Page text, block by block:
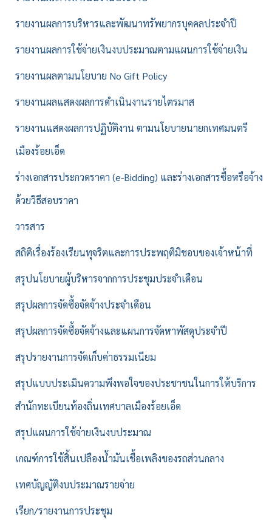
รายงานผลการบริหารและพัฒนาทรัพยากรบุคคลประจำปี
รายงานผลการใช้จ่ายเงินงบประมาณตามแผนการใช้จ่ายเงิน
รายงานผลตามนโยบาย No Gift Policy
รายงานผลแสดงผลการดำเนินงานรายไตรมาส
รายงานแสดงผลการปฏิบัติงาน ตามนโยบายนายกเทศมนตรี
เมืองร้อยเอ็ด
ร่างเอกสารประกวดราคา (e-Bidding) และร่างเอกสารซื้อหรือจ้าง
ด้วยวิธีสอบราคา
วารสาร
สถิติเรื่องร้องเรียนทุจริตและการประพฤติมิชอบของเจ้าหน้าที่
สรุปนโยบายผู้บริหารจากการประชุมประจำเดือน
สรุปผลการจัดซื้อจัดจ้างประจำเดือน
สรุปผลการจัดซื้อจัดจ้างและแผนการจัดหาพัสดุประจำปี
สรุปรายงานการจัดเก็บค่าธรรมเนียม
สรุปแบบประเมินความพึงพอใจของประชาชนในการให้บริการ
สำนักทะเบียนท้องถิ่นเทศบาลเมืองร้อยเอ็ด
สรุปแผนการใช้จ่ายเงินงบประมาณ
เกณฑ์การใช้สิ้นเปลืองน้ำมันเชื้อเพลิงของรถส่วนกลาง
เทศบัญญัติงบประมาณรายจ่าย
เรียก/รายงานการประชุม